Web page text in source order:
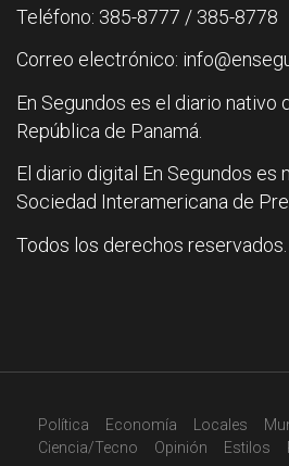
Teléfono: 385-8777 / 385-8778
Correo electrónico:
En Segundos es el diario nativo
República de Panamá.
El diario digital En Segundos es
Sociedad Interamericana de
Todos los derechos reservados.
Política Economía Locales
Ciencia/Tecno
Opinión Estilos